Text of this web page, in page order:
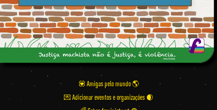
💟 Amigas pelo mundo
💌 Adicionar eventos e organizações